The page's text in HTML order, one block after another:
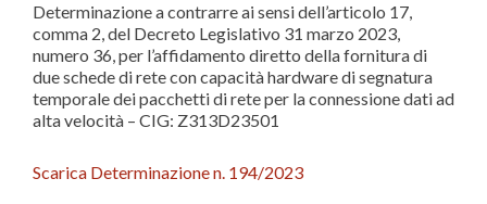
Determinazione a contrarre ai sensi dell’articolo 17,
comma 2, del Decreto Legislativo 31 marzo 2023,
numero 36, per l’affidamento diretto della fornitura di
due schede di rete con capacità hardware di segnatura
temporale dei pacchetti di rete per la connessione dati ad
alta velocità – CIG: Z313D23501
Scarica Determinazione n. 194/2023